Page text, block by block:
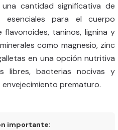
cantidad significativa de
esenciales para el cuerpo
flavonoides, taninos, lignina y
como magnesio, zinc
en una opción nutritiva
libres, bacterias nocivas y
prematuro.
importante: